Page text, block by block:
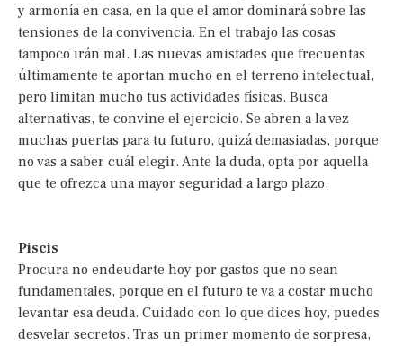
y armonía en casa, en la que el amor dominará sobre las
tensiones de la convivencia. En el trabajo las cosas
tampoco irán mal. Las nuevas amistades que frecuentas
últimamente te aportan mucho en el terreno intelectual,
pero limitan mucho tus actividades físicas. Busca
alternativas, te convine el ejercicio. Se abren a la vez
muchas puertas para tu futuro, quizá demasiadas, porque
no vas a saber cuál elegir. Ante la duda, opta por aquella
que te ofrezca una mayor seguridad a largo plazo.
Piscis
Procura no endeudarte hoy por gastos que no sean
fundamentales, porque en el futuro te va a costar mucho
levantar esa deuda. Cuidado con lo que dices hoy, puedes
desvelar secretos. Tras un primer momento de sorpresa,